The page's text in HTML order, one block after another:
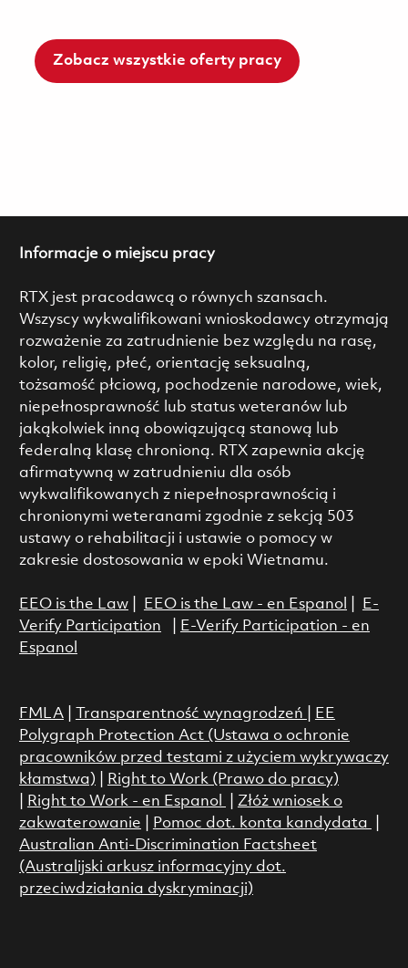
Zobacz wszystkie oferty pracy
Informacje o miejscu pracy
RTX jest pracodawcą o równych szansach.
Wszyscy wykwalifikowani wnioskodawcy otrzymają
rozważenie za zatrudnienie bez względu na rasę,
kolor, religię, płeć, orientację seksualną,
tożsamość płciową, pochodzenie narodowe, wiek,
niepełnosprawność lub status weteranów lub
jakąkolwiek inną obowiązującą stanową lub
federalną klasę chronioną. RTX zapewnia akcję
afirmatywną w zatrudnieniu dla osób
wykwalifikowanych z niepełnosprawnością i
chronionymi weteranami zgodnie z sekcją 503
ustawy o rehabilitacji i ustawie o pomocy w
zakresie dostosowania w epoki Wietnamu.
EEO is the Law| EEO is the Law - en Espanol
E-
Verify Participation
E-Verify Participation - en
Espanol
FMLA| Transparentność wynagrodzeń
EE
Polygraph Protection Act (Ustawa o ochronie
pracowników przed testami z użyciem wykrywaczy
kłamstwa)
Right to Work (Prawo do pracy)
Right to Work - en Espanol
Złóż wniosek o
zakwaterowanie
Pomoc dot. konta kandydata
Australian Anti-Discrimination Factsheet
(Australijski arkusz informacyjny dot.
przeciwdziałania dyskryminacji)